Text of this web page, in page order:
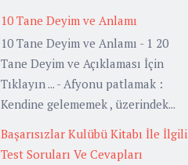
10 Tane Deyim ve Anlamı
10 Tane Deyim ve Anlamı - 1 20
Tane Deyim ve Açıklaması İçin
Tıklayın ... - Afyonu patlamak :
Kendine gelememek , üzerindek...
Başarısızlar Kulübü Kitabı İle İlgili
Test Soruları Ve Cevapları